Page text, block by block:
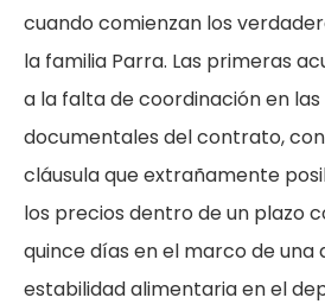
cuando comienzan los
la familia Parra. Las primeras
a la falta de coordinación en
documentales del contrato,
cláusula que extrañamente
los precios dentro de un plazo
quince días en el marco de
estabilidad alimentaria en el